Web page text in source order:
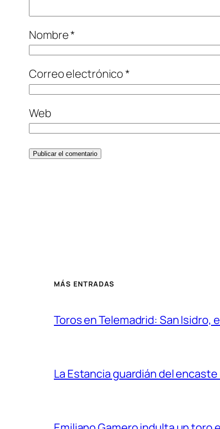
Nombre*
Correo electrónico*
Web
MÁS ENTRADAS
Toros en Telemadrid: San
La Estancia guardián del